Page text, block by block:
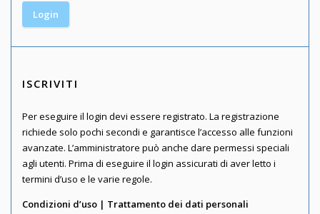
ISCRIVITI
Per eseguire il login devi essere registrato. La registrazione
richiede solo pochi secondi e garantisce l’accesso alle funzioni
avanzate. L’amministratore può anche dare permessi speciali
agli utenti. Prima di eseguire il login assicurati di aver letto i
termini d’uso e le varie regole.
Condizioni d’uso | Trattamento dei dati personali